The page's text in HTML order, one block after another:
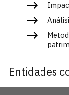
Entidades